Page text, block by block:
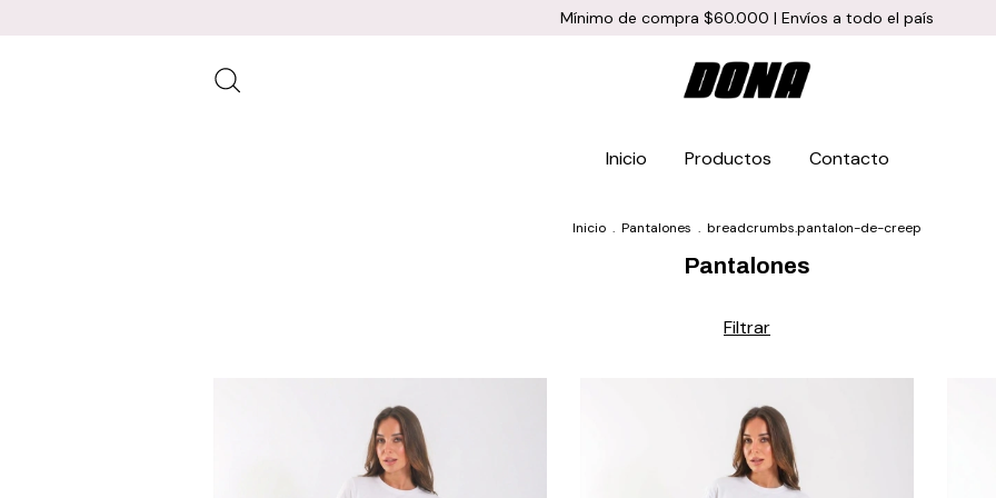
Mínimo de compra $60.000 | Envíos a todo el país
Inicio Productos Contacto
Inicio . Pantalones . breadcrumbs.pantalon-de-creep
Pantalones
Filtrar